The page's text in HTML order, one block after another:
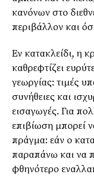
κανόνων στο
περιβάλλον και
Εν κατακλείδι, η
καθρεφτίζει
γεωργίας: τιμές
συνήθειες και
εισαγωγές. Για
επιβίωση μπορεί
πράγμα: εάν ο
παραπάνω και να
φθηνότερο